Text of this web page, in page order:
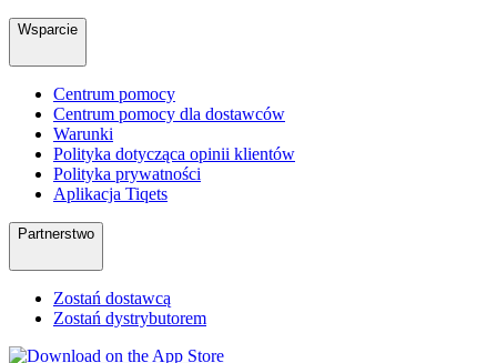
Wsparcie
Centrum pomocy
Centrum pomocy dla dostawców
Warunki
Polityka dotycząca opinii klientów
Polityka prywatności
Aplikacja Tiqets
Partnerstwo
Zostań dostawcą
Zostań dystrybutorem